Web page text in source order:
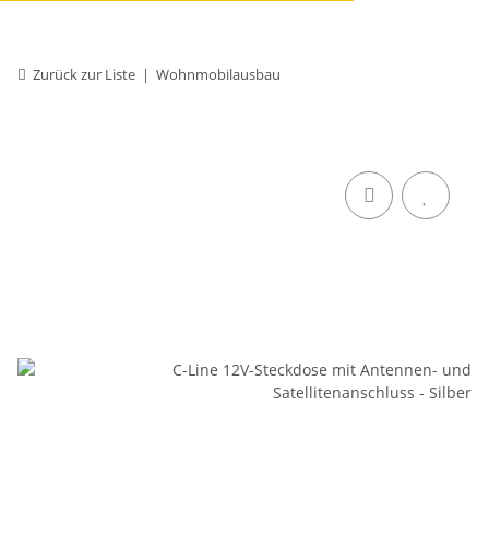
Zurück zur Liste Wohnmobilausbau